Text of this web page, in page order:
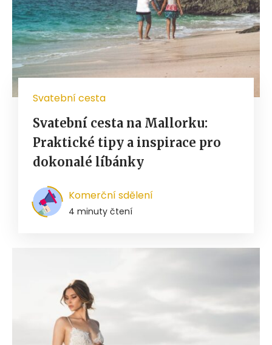
Svatební cesta
Svatební cesta na Mallorku:
Praktické tipy a inspirace pro
dokonalé líbánky
Komerční sdělení
4 minuty čtení